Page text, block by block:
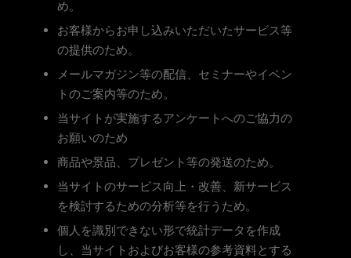
め。
お客様からお申し込みいただいたサービス等
の提供のため。
メールマガジン等の配信、セミナーやイベン
トのご案内等のため。
当サイトが実施するアンケートへのご協力の
お願いのため
商品や景品、プレゼント等の発送のため。
当サイトのサービス向上・改善、新サービス
を検討するための分析等を行うため。
個人を識別できない形で統計データを作成
し、当サイトおよびお客様の参考資料とする